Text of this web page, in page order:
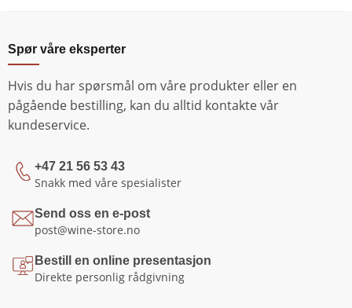
Spør våre eksperter
Hvis du har spørsmål om våre produkter eller en
pågående bestilling, kan du alltid kontakte vår
kundeservice.
+47 21 56 53 43
Snakk med våre spesialister
Send oss en e-post
post@wine-store.no
Bestill en online presentasjon
Direkte personlig rådgivning